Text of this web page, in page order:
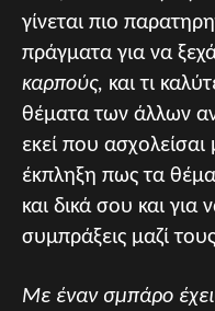
γίνεται πιο
πράγματα για να
καρπούς, και τι
θέματα των άλλων
εκεί που
έκπληξη πως τα
και δικά σου και για
συμπράξεις μαζί
Με έναν σμπάρο